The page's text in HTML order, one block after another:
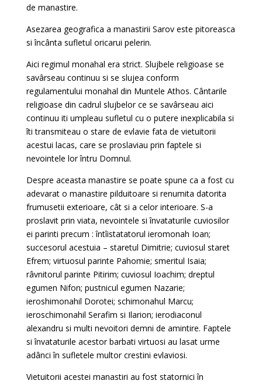
de manastire.
Asezarea geografica a manastirii Sarov este pitoreasca
si încânta sufletul oricarui pelerin.
Aici regimul monahal era strict. Slujbele religioase se
savârseau continuu si se slujea conform
regulamentului monahal din Muntele Athos. Cântarile
religioase din cadrul slujbelor ce se savârseau aici
continuu iti umpleau sufletul cu o putere inexplicabila si
îti transmiteau o stare de evlavie fata de vietuitorii
acestui lacas, care se proslaviau prin faptele si
nevointele lor întru Domnul.
Despre aceasta manastire se poate spune ca a fost cu
adevarat o manastire pilduitoare si renumita datorita
frumusetii exterioare, cât si a celor interioare. S-a
proslavit prin viata, nevointele si învataturile cuviosilor
ei parinti precum : întîistatatorul ieromonah Ioan;
succesorul acestuia – staretul Dimitrie; cuviosul staret
Efrem; virtuosul parinte Pahomie; smeritul Isaia;
râvnitorul parinte Pitirim; cuviosul Ioachim; dreptul
egumen Nifon; pustnicul egumen Nazarie;
ieroshimonahil Dorotei; schimonahul Marcu;
ieroschimonahil Serafim si Ilarion; ierodiaconul
alexandru si multi nevoitori demni de amintire. Faptele
si învataturile acestor barbati virtuosi au lasat urme
adânci în sufletele multor crestini evlaviosi.
Vietuitorii acestei manastiri au fost statornici în